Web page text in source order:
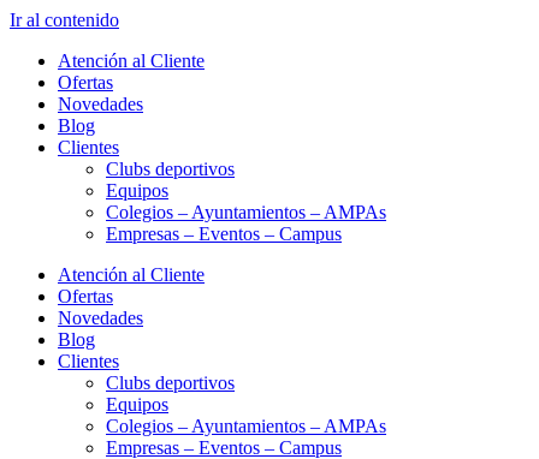
Ir al contenido
Atención al Cliente
Ofertas
Novedades
Blog
Clientes
Clubs deportivos
Equipos
Colegios – Ayuntamientos – AMPAs
Empresas – Eventos – Campus
Atención al Cliente
Ofertas
Novedades
Blog
Clientes
Clubs deportivos
Equipos
Colegios – Ayuntamientos – AMPAs
Empresas – Eventos – Campus